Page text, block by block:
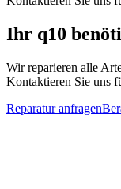
Ihr q10
Wir reparieren alle
Kontaktieren Sie uns
Reparatur anfragen